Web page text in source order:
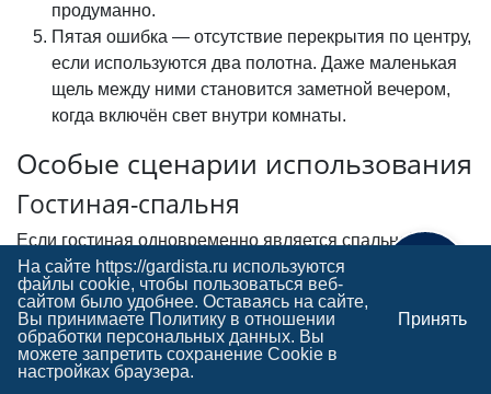
продуманно.
Пятая ошибка — отсутствие перекрытия по центру,
если используются два полотна. Даже маленькая
щель между ними становится заметной вечером,
когда включён свет внутри комнаты.
Особые сценарии использования
Гостиная-спальня
Если гостиная одновременно является спальней,
шторы начинают выполнять сразу несколько функций.
Днём это открытое светлое пространство, а вечером —
полностью приватная зона отдыха.
Кухня-гостиная
Поможем с выбором
На сайте https://gardista.ru используются
файлы cookie, чтобы пользоваться веб-
сайтом было удобнее. Оставаясь на сайте,
Вы принимаете Политику в отношении
обработки персональных данных. Вы
можете запретить сохранение Cookie в
настройках браузера.
Принять